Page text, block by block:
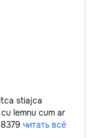
техники. • Ремонт
обслуживание
регулировка
stiajca
lemnu cum ar
читать всё